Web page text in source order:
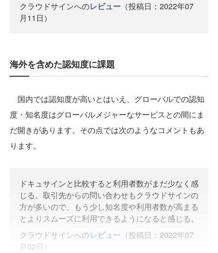
クラウドサインへのレビュー （投稿日：2022年07
月11日）
海外を含めた認知度に課題
国内では認知度が高いとはいえ、グローバルでの認知
度・知名度はグローバルメジャーなサービスとの間にま
だ開きがあります。その点では次のようなコメントもあ
ります。
ドキュサインと比較すると利用者数がまだ少なく感
じる。取引先からの問い合わせもクラウドサインの
方が多いので、もう少し知名度や利用者数が高まる
とよりスムーズに利用できるようになると感じる。
クラウドサインへのレビュー （投稿日：2022年07
月02日）